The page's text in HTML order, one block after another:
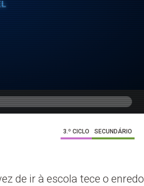
3.º CICLO SECUNDÁRIO
de ir à escola tece o enredo